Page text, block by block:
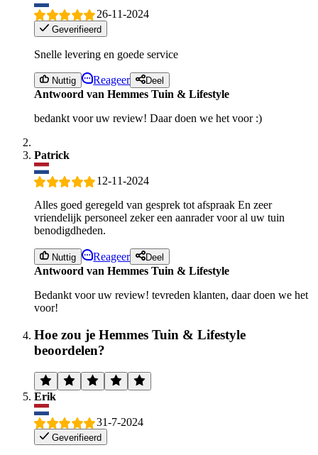
26-11-2024
Geverifieerd
Snelle levering en goede service
Nuttig Reageer Deel
Antwoord van Hemmes Tuin & Lifestyle
bedankt voor uw review! Daar doen we het voor :)
Patrick
12-11-2024
Alles goed geregeld van gesprek tot afspraak En zeer
vriendelijk personeel zeker een aanrader voor al uw tuin
benodigdheden.
Nuttig Reageer Deel
Antwoord van Hemmes Tuin & Lifestyle
Bedankt voor uw review! tevreden klanten, daar doen we het
voor!
Hoe zou je Hemmes Tuin & Lifestyle
beoordelen?
Erik
31-7-2024
Geverifieerd